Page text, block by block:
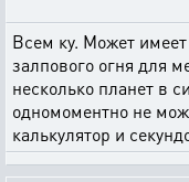
Всем ку. Может
залпового огня для
несколько планет в
одномоментно не
калькулятор и